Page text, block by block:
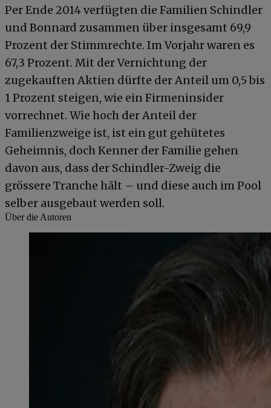
Per Ende 2014 verfügten die Familien Schindler
und Bonnard zusammen über insgesamt 69,9
Prozent der Stimmrechte. Im Vorjahr waren es
67,3 Prozent. Mit der Vernichtung der
zugekauften Aktien dürfte der Anteil um 0,5 bis
1 Prozent steigen, wie ein Firmeninsider
vorrechnet. Wie hoch der Anteil der
Familienzweige ist, ist ein gut gehütetes
Geheimnis, doch Kenner der Familie gehen
davon aus, dass der Schindler-Zweig die
grössere Tranche hält – und diese auch im Pool
selber ausgebaut werden soll.
Über die Autoren